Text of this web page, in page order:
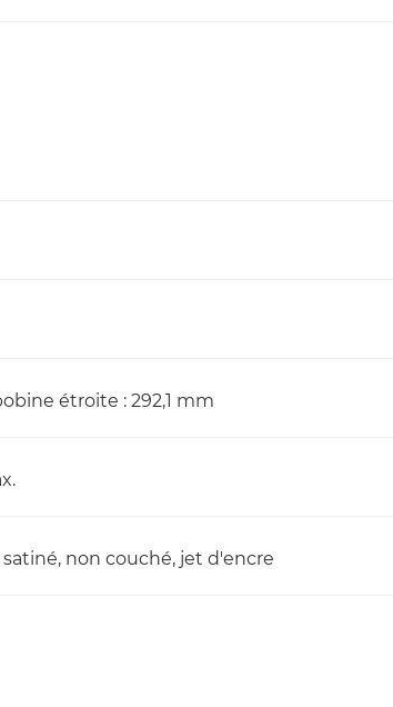
étroite : 292,1 mm
non couché, jet d'encre